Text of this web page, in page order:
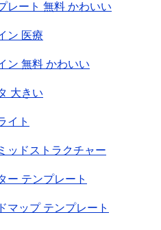
レート 無料 かわいい
ン 医療
ン 無料 かわいい
大きい
イト
ッドストラクチャー
ー テンプレート
マップ テンプレート